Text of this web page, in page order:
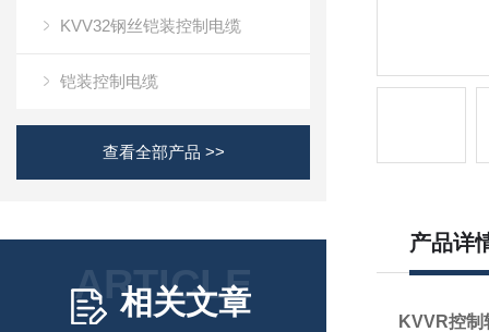
KVV32钢丝铠装控制电缆
铠装控制电缆
查看全部产品 >>
ARTICLE
相关文章
产品详
KVVR控